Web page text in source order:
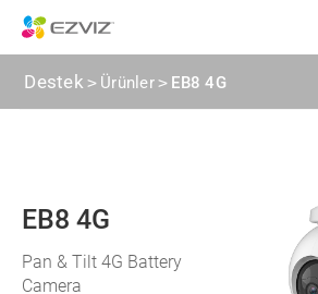
Destek > Ürünler> EB8 4G
EB8 4G
Pan & Tilt 4G Battery
Camera